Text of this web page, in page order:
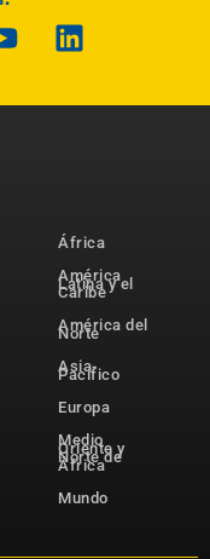
África
América
Latina y el
Caribe
América del
Norte
Asia-
Pacífico
Europa
Medio
Oriente y
Norte de
África
Mundo